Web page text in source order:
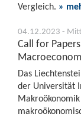
Vergleich. »
04.12.2023 -
Call for
Das
der Universität